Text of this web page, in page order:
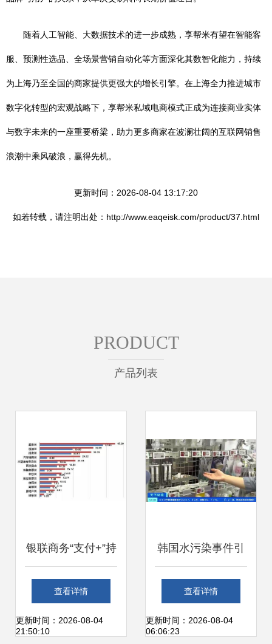
随着人工智能、大数据技术的进一步成熟，享帮米有望在智能客
服、预测性选品、全场景营销自动化等方面深化其数智化能力，持续
为上海乃至全国的商家提供更强大的增长引擎。在上海全力推进城市
数字化转型的宏观战略下，享帮米私域电商模式正成为连接商业实体
与数字未来的一座重要桥梁，助力更多商家在波澜壮阔的互联网销售
浪潮中乘风破浪，赢得先机。
更新时间：2026-08-04 13:17:20
如若转载，请注明出处：http://www.eaqeisk.com/product/37.html
PRODUCT
产品列表
银联商务“支付+”持
续发力，助力上海
互联网销售在疫情
查看详情
更新时间：2026-08-04
21:50:10
韩国水污染事件引
发恐慌，净水设备
在华销量飙升
查看详情
更新时间：2026-08-04
06:06:23